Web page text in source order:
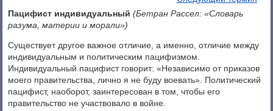
Пацифист индивидуальный (Бетран Рассел: «Словарь
разума, материи и морали»)
Существует другое важное отличие, а именно, отличие между
индивидуальным и политическим пацифизмом.
Индивидуальный пацифист говорит: «Независимо от приказов
моего правительства, лично я не буду воевать». Политический
пацифист, наоборот, заинтересован в том, чтобы его
правительство не участвовало в войне.